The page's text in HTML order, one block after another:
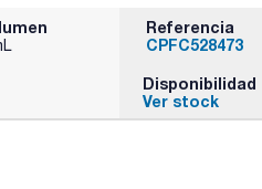
Referencia
CPFC528473
Disponibilidad
Ver stock